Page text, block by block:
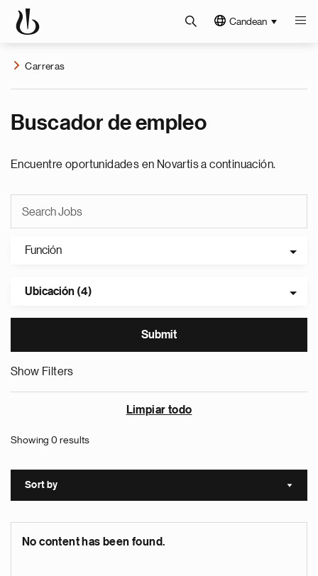
Candean
Carreras
Buscador de empleo
Encuentre oportunidades en Novartis a continuación.
Función
Ubicación (4)
Show Filters
Limpiar todo
Showing 0 results
Sort by Sort
No content has been found.